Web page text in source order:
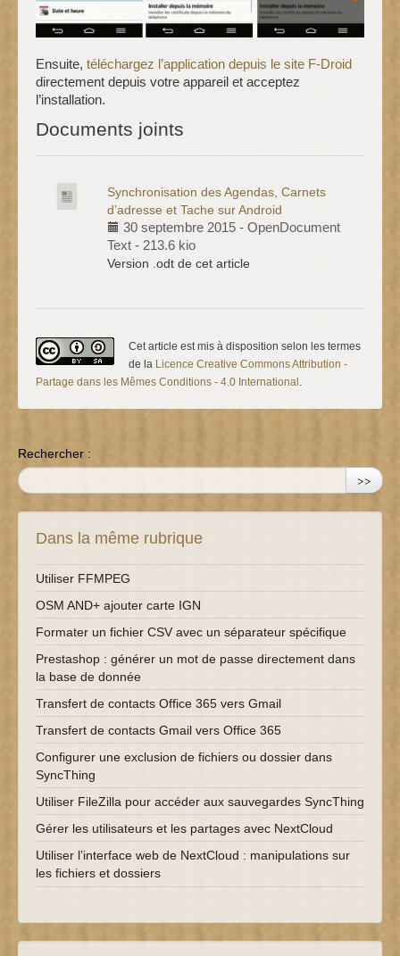
Ensuite, téléchargez l’application depuis le site F-Droid
directement depuis votre appareil et acceptez
l’installation.
Documents joints
Synchronisation des Agendas, Carnets
d’adresse et Tache sur Android
30 septembre 2015 - OpenDocument
Text - 213.6 kio
Version .odt de cet article
Cet article est mis à disposition selon les termes
de la Licence Creative Commons Attribution -
Partage dans les Mêmes Conditions - 4.0 International
Rechercher :
>>
Dans la même rubrique
Utiliser FFMPEG
OSM AND+ ajouter carte IGN
Formater un fichier CSV avec un séparateur spécifique
Prestashop : générer un mot de passe directement dans
la base de donnée
Transfert de contacts Office 365 vers Gmail
Transfert de contacts Gmail vers Office 365
Configurer une exclusion de fichiers ou dossier dans
SyncThing
Utiliser FileZilla pour accéder aux sauvegardes SyncThing
Gérer les utilisateurs et les partages avec NextCloud
Utiliser l’interface web de NextCloud : manipulations sur
les fichiers et dossiers